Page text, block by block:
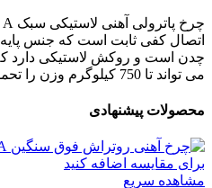
اتصال کفی ثابت است که جنس
می تواند تا 750 کیلوگرم وزن را تحمل کند.
محصولات پیشنهادی
برای مقایسه اضافه کنید
مشاهده سریع